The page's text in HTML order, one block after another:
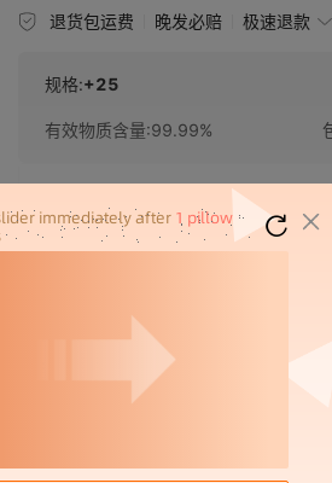
退货包运费 晚发必赔 极速退款
规格:+25
有效物质含量:99.99%
官方仓退货
近30天代发数量 100以内